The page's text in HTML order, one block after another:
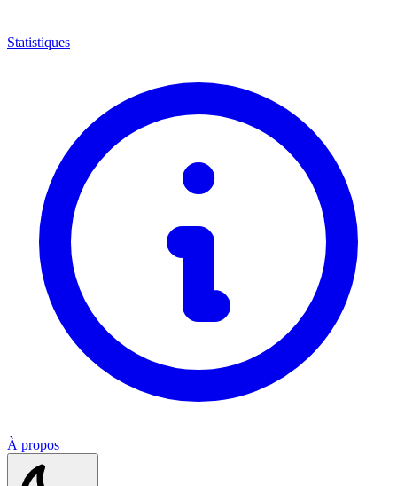
Statistiques
À propos